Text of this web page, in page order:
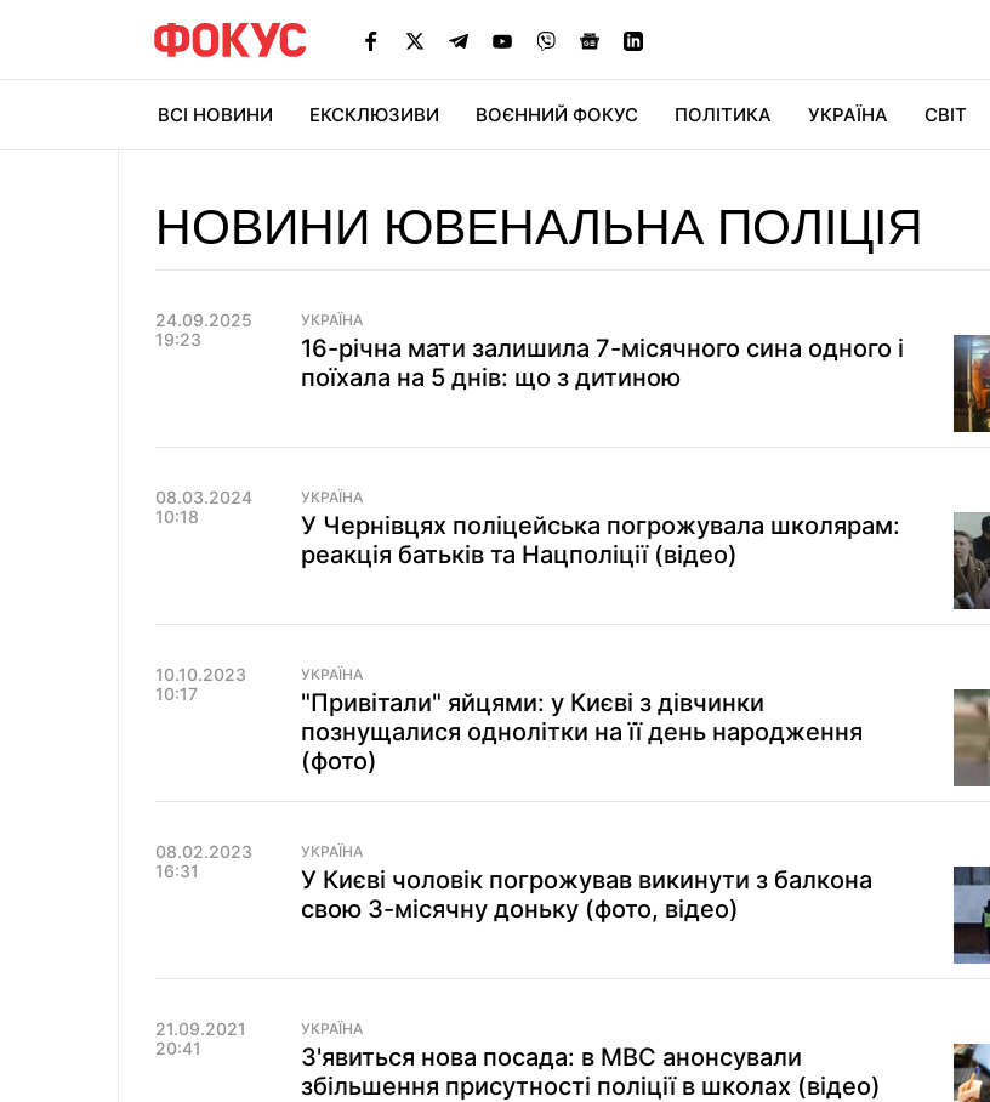
ВСІ НОВИНИ ЕКСКЛЮЗИВИ ВОЄННИЙ ФОКУС ПОЛІТИКА УКРАЇНА СВІТ
НОВИНИ ЮВЕНАЛЬНА ПОЛІЦІЯ
24.09.2025
19:23
УКРАЇНА
16-річна мати залишила 7-місячного сина одного і
поїхала на 5 днів: що з дитиною
08.03.2024
10:18
УКРАЇНА
У Чернівцях поліцейська погрожувала школярам:
реакція батьків та Нацполіції (відео)
10.10.2023
10:17
УКРАЇНА
"Привітали" яйцями: у Києві з дівчинки
познущалися однолітки на її день народження
(фото)
08.02.2023
16:31
УКРАЇНА
У Києві чоловік погрожував викинути з балкона
свою 3-місячну доньку (фото, відео)
21.09.2021
20:41
УКРАЇНА
З'явиться нова посада: в МВС анонсували
збільшення присутності поліції в школах (відео)